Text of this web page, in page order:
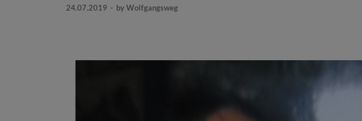
24.07.2019 - byWolfgangsweg